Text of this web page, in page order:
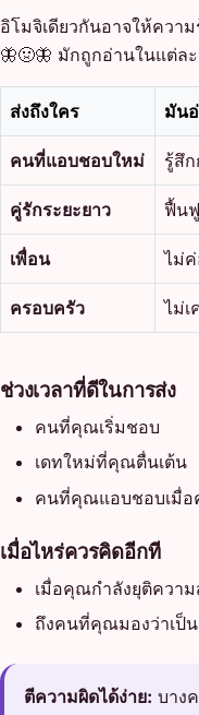
อิโมจิเดียวกันอาจให้ควา
🦋🤢🦋 มักถูกอ่านในแต่ล
ส่งถึงใคร มัน
คนที่แอบชอบใหม่ รู้สึ
คู่รักระยะยาว ฟื้น
เพื่อน ไม่
ครอบครัว ไม่เ
ช่วงเวลาที่ดีในการส่ง
คนที่คุณเริ่มชอบ
เดทใหม่ที่คุณตื่นเต้น
คนที่คุณแอบชอบเมื่อ
เมื่อไหร่ควรคิดอีกที
เมื่อคุณกำลังยุติควา
ถึงคนที่คุณมองว่าเป็
ตีความผิดได้ง่าย: บาง